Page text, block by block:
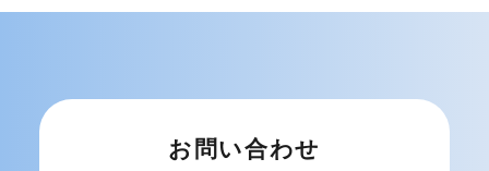
お問い合わせ